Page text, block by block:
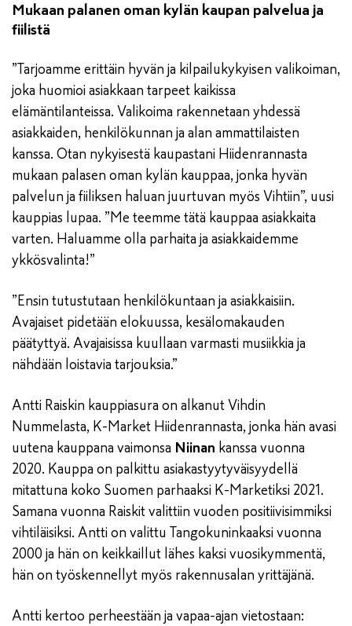
Mukaan palanen oman kylän kaupan palvelua ja
fiilistä
”Tarjoamme erittäin hyvän ja kilpailukykyisen valikoiman,
joka huomioi asiakkaan tarpeet kaikissa
elämäntilanteissa. Valikoima rakennetaan yhdessä
asiakkaiden, henkilökunnan ja alan ammattilaisten
kanssa. Otan nykyisestä kaupastani Hiidenrannasta
mukaan palasen oman kylän kauppaa, jonka hyvän
palvelun ja fiiliksen haluan juurtuvan myös Vihtiin”, uusi
kauppias lupaa. ”Me teemme tätä kauppaa asiakkaita
varten. Haluamme olla parhaita ja asiakkaidemme
ykkösvalinta!”
”Ensin tutustutaan henkilökuntaan ja asiakkaisiin.
Avajaiset pidetään elokuussa, kesälomakauden
päätyttyä. Avajaisissa kuullaan varmasti musiikkia ja
nähdään loistavia tarjouksia.”
Antti Raiskin kauppiasura on alkanut Vihdin
Nummelasta, K-Market Hiidenrannasta, jonka hän avasi
uutena kauppana vaimonsa Niinan kanssa vuonna
2020. Kauppa on palkittu asiakastyytyväisyydellä
mitattuna koko Suomen parhaaksi K-Marketiksi 2021.
Samana vuonna Raiskit valittiin vuoden positiivisimmiksi
vihtiläisiksi. Antti on valittu Tangokuninkaaksi vuonna
2000 ja hän on keikkaillut lähes kaksi vuosikymmentä,
hän on työskennellyt myös rakennusalan yrittäjänä.
Antti kertoo perheestään ja vapaa-ajan vietostaan: